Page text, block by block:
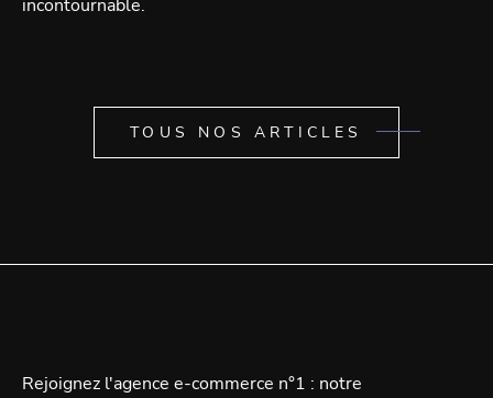
incontournable.
TOUS NOS ARTICLES
Rejoignez l'agence e-commerce n°1 : notre